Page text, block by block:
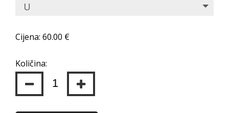
U
Cijena: 60.00 €
Količina: